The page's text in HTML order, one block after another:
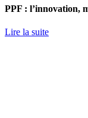
PPF : l’innovation,
Lire la suite